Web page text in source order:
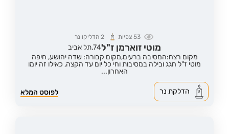
53צפיות 2 הדליקו נר
מוטי זוארמן ז"ל74,תל אביב
מקום רצח:המסיבה ברעים,מקום קבורה: שדה יהושע, חיפה
מוטי ז"ל חגג ובילה במסיבות וחי כל יום עד הקצה, כאילו זה יומו
האחרון...
לפוסט המלא הדלקת נר